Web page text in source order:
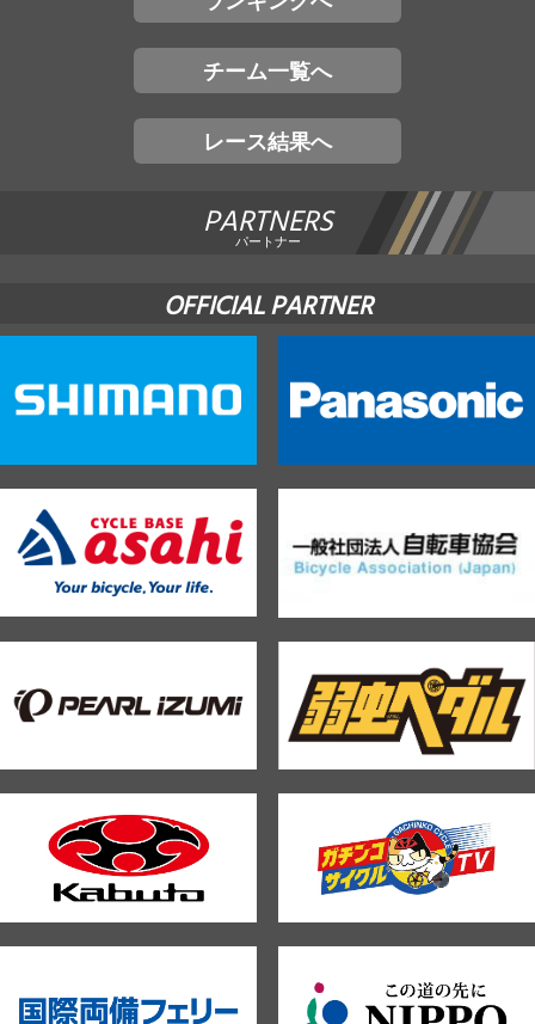
チーム一覧へ
レース結果へ
PARTNERS
パートナー
OFFICIAL PARTNER